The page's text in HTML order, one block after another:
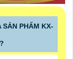
SẢN PHẨM KX-